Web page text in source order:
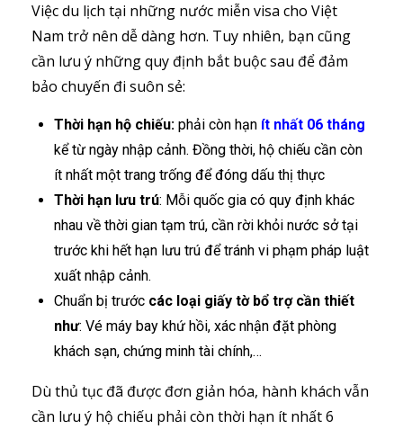
Việc du lịch tại những nước miễn visa cho Việt
Nam trở nên dễ dàng hơn. Tuy nhiên, bạn cũng
cần lưu ý những quy định bắt buộc sau để đảm
bảo chuyến đi suôn sẻ:
Thời hạn hộ chiếu: phải còn hạn ít nhất 06 tháng
kể từ ngày nhập cảnh. Đồng thời, hộ chiếu cần còn
ít nhất một trang trống để đóng dấu thị thực
Thời hạn lưu trú: Mỗi quốc gia có quy định khác
nhau về thời gian tạm trú, cần rời khỏi nước sở tại
trước khi hết hạn lưu trú để tránh vi phạm pháp luật
xuất nhập cảnh.
Chuẩn bị trước các loại giấy tờ bổ trợ cần thiết
như: Vé máy bay khứ hồi, xác nhận đặt phòng
khách sạn, chứng minh tài chính,…
Dù thủ tục đã được đơn giản hóa, hành khách vẫn
cần lưu ý hộ chiếu phải còn thời hạn ít nhất 6